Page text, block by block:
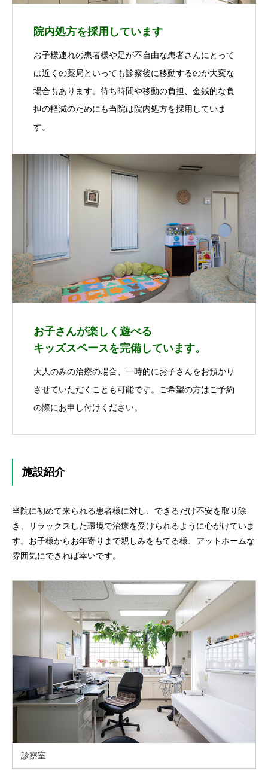
院内処方を採用しています
お子様連れの患者様や足が不自由な患者さんにとって
は近くの薬局といっても診察後に移動するのが大変な
場合もあります。待ち時間や移動の負担、金銭的な負
担の軽減のためにも当院は院内処方を採用していま
す。
お子さんが楽しく遊べる
キッズスペースを完備しています。
大人のみの治療の場合、一時的にお子さんをお預かり
させていただくことも可能です。ご希望の方はご予約
の際にお申し付けください。
施設紹介
当院に初めて来られる患者様に対し、できるだけ不安を取り除
き、リラックスした環境で治療を受けられるように心がけていま
す。お子様からお年寄りまで親しみをもてる様、アットホームな
雰囲気にできれば幸いです。
診察室